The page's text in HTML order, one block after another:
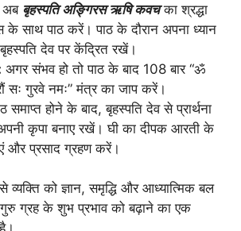
अब बृहस्पति अङ्गिरस ऋषि कवचका श्रद्धा
के साथ पाठ करें। पाठ के दौरान अपना ध्यान
देव पर केंद्रित रखें।
अगर संभव हो तो पाठ के बाद 108 बार “ॐ
सः गुरवे नमः” मंत्र का जाप करें।
समाप्त होने के बाद, बृहस्पति देव से प्रार्थना
कृपा बनाए रखें। घी का दीपक आरती के
और प्रसाद ग्रहण करें।
व्यक्ति को ज्ञान, समृद्धि और आध्यात्मिक बल
गुरु ग्रह के शुभ प्रभाव को बढ़ाने का एक